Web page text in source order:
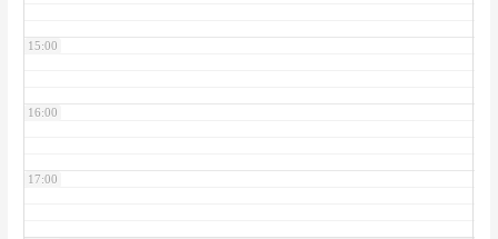
15:00
16:00
17:00